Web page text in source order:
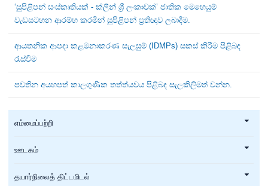
‘සුපිළිපන් සංස්කෘතියක් - ක්ලීන් ශ්‍රී ලංකාවක්’ ජාතික මෙහෙයුම්
වැඩසටහන ආරම්භ කරමින් සුපිළිපන් ප්‍රතිඥාව ලබාදීම.
ආයතනික ආපදා කළමනාකරණ සැලසුම් (IDMPs) සකස් කිරීම පිළිබඳ
රැස්වීම
පවතින අයහපත් කාලගුණික තත්ත්යවය පිළිබද සැලකිලිමත් වන්න.
எம்மைப்பற்றி
ஊடகம்
தயார்நிலைத் திட்டமிடல்